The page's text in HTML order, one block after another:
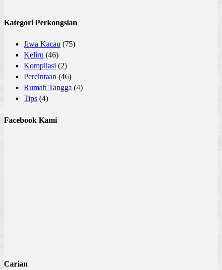
Kategori Perkongsian
Jiwa Kacau (75)
Keliru (46)
Kompilasi (2)
Percintaan (46)
Rumah Tangga (4)
Tips (4)
Facebook Kami
Carian